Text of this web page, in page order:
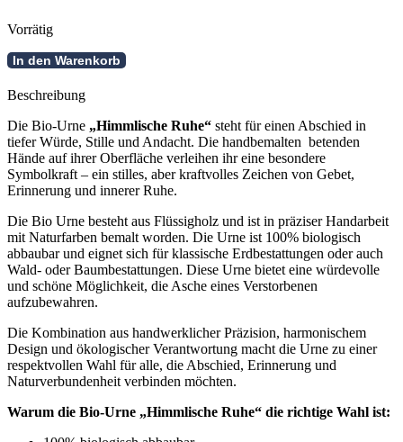
Vorrätig
Bio-
-
Ruhe
Menge
In den Warenkorb
Beschreibung
Die Bio-Urne „Himmlische Ruhe“ steht für einen Abschied in
tiefer Würde, Stille und Andacht. Die handbemalten betenden
Hände auf ihrer Oberfläche verleihen ihr eine besondere
Symbolkraft – ein stilles, aber kraftvolles Zeichen von Gebet,
Erinnerung und innerer Ruhe.
Die Bio Urne besteht aus Flüssigholz und ist in präziser Handarbeit
mit Naturfarben bemalt worden. Die Urne ist 100% biologisch
abbaubar und eignet sich für klassische Erdbestattungen oder auch
Wald- oder Baumbestattungen. Diese Urne bietet eine würdevolle
und schöne Möglichkeit, die Asche eines Verstorbenen
aufzubewahren.
Die Kombination aus handwerklicher Präzision, harmonischem
Design und ökologischer Verantwortung macht die Urne zu einer
respektvollen Wahl für alle, die Abschied, Erinnerung und
Naturverbundenheit verbinden möchten.
Warum die Bio-Urne „Himmlische Ruhe“ die richtige Wahl ist: